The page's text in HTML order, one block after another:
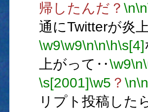
帰したんだ？ \n\n
通にTwitterが炎
\w9\w9\n\n\h\s[4]
上がって‥\w9\n
\s[2001]\w5 ？ \n\n
リプト投稿した